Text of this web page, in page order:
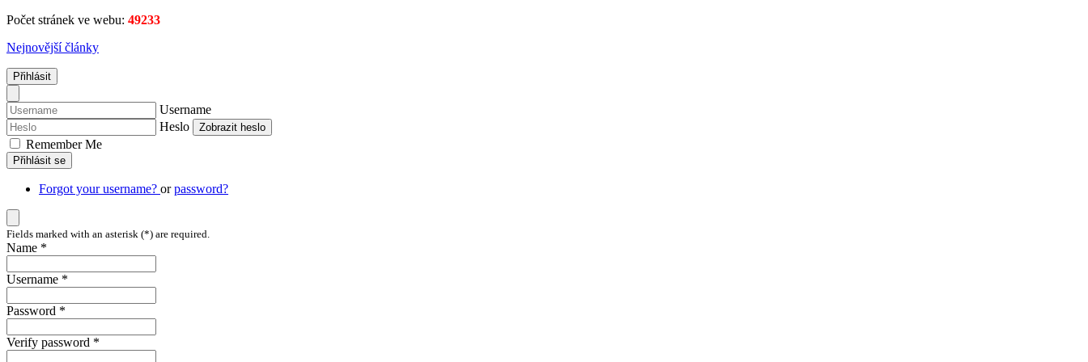
Počet stránek ve webu: 49233
Nejnovější články
Přihlásit
Username
Heslo
Zobrazit heslo
Remember Me
Přihlásit se
Forgot your username? orpassword?
Fields marked with an asterisk (*) are required.
Name *
Username *
Password *
Verify password *